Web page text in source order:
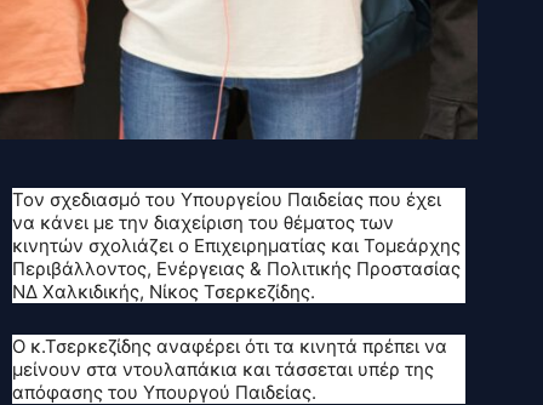
Τον σχεδιασμό του Υπουργείου Παιδείας που έχει
να κάνει με την διαχείριση του θέματος των
κινητών σχολιάζει ο Επιχειρηματίας και Τομεάρχης
Περιβάλλοντος, Ενέργειας & Πολιτικής Προστασίας
ΝΔ Χαλκιδικής, Νίκος Τσερκεζίδης.
Ο κ.Τσερκεζίδης αναφέρει ότι τα κινητά πρέπει να
μείνουν στα ντουλαπάκια και τάσσεται υπέρ της
απόφασης του Υπουργού Παιδείας.